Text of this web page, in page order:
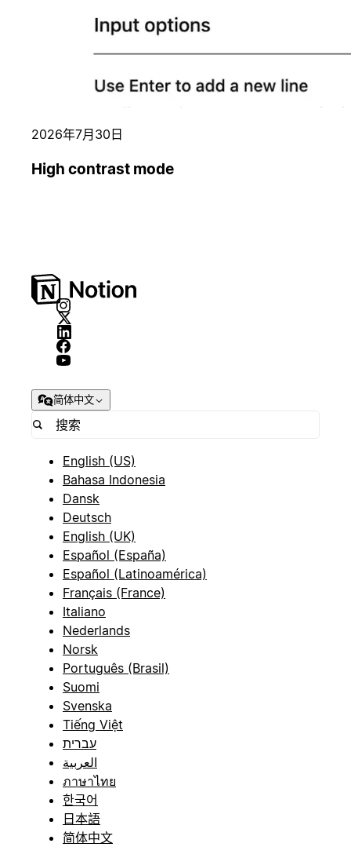
2026年7月30日
High contrast mode
简体中文
English (US)
Bahasa Indonesia
Dansk
Deutsch
English (UK)
Español (España)
Español (Latinoamérica)
Français (France)
Italiano
Nederlands
Norsk
Português (Brasil)
Suomi
Svenska
Tiếng Việt
עברית
العربية
ภาษาไทย
한국어
日本語
简体中文